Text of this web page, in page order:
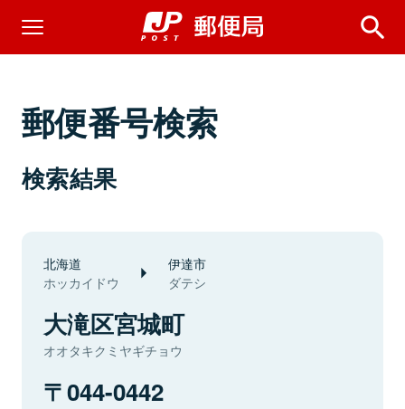
郵便番号検索
検索結果
北海道
ホッカイドウ
伊達市
ダテシ
大滝区宮城町
オオタキクミヤギチョウ
044-0442